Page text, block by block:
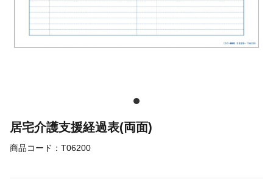
居宅介護支援経過表(両面)
商品コード： T06200